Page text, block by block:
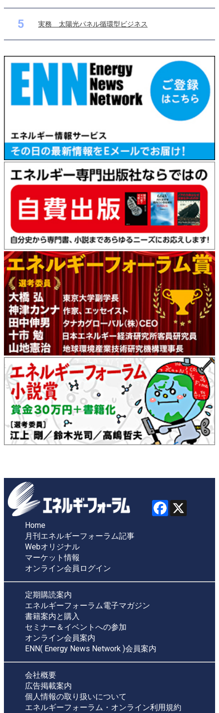
5 実務 太陽光パネル循環型ビジネス
Home
月刊エネルギーフォーラム記事
Webオリジナル
マーケット情報
オンライン会員ログイン
定期購読案内
エネルギーフォーラム電子マガジン
書籍案内と購入
セミナー＆イベントへの参加
オンライン会員案内
ENN( Energy News Network )会員案内
会社概要
広告掲載案内
個人情報の取り扱いについて
エネルギーフォーラム・オンライン利用規約